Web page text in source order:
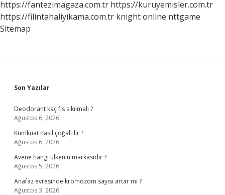
https://fantezimagaza.com.tr https://kuruyemisler.com.tr
https://filintahaliyikama.com.tr knight online nttgame
Sitemap
Sidebar
Son Yazılar
Deodorant kaç fıs sıkılmalı ?
Ağustos 6, 2026
Kumkuat nasıl çoğaltılır ?
Ağustos 6, 2026
Avene hangi ülkenin markasıdır ?
Ağustos 5, 2026
Anafaz evresinde kromozom sayısı artar mı ?
Ağustos 3, 2026